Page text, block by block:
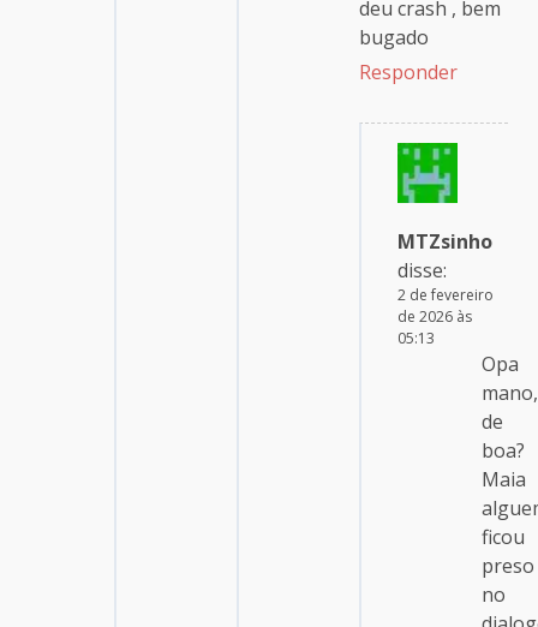
deu crash , bem
bugado
Responder
MTZsinho
disse:
2 de fevereiro
de 2026 às
05:13
Opa
mano,
de
boa?
Maia
ficou
preso
no